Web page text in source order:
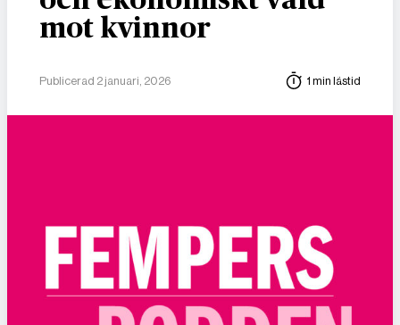
mot kvinnor
Publicerad 2 januari, 2026 1 min lästid